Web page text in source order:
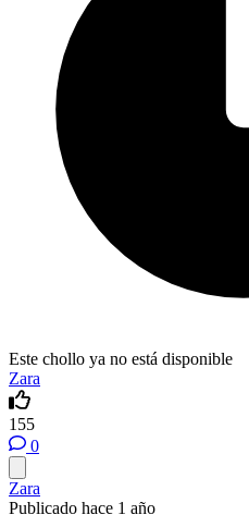
Este chollo ya no está disponible
Zara
155
0
Zara
Publicado hace 1 año